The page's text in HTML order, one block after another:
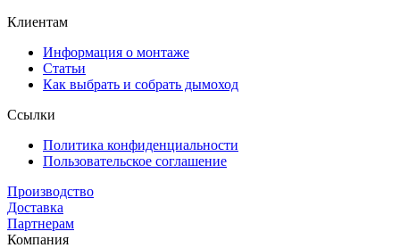
Клиентам
Информация о монтаже
Статьи
Как выбрать и собрать дымоход
Ссылки
Политика конфиденциальности
Пользовательское соглашение
Производство
Доставка
Партнерам
Компания